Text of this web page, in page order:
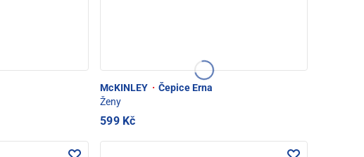
McKINLEY · Čepice Erna
Ženy
599 Kč